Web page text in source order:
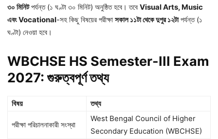
৩০ মিনিটপর্যন্ত (১ ঘণ্টা ৩০ মিনিট) অনুষ্ঠিত হবে। তবে Visual Arts, Music
এবং Vocational-সহ কিছু বিষয়ের পরীক্ষা সকাল১১টাথেকেদুপুর১২টাপর্যন্ত (১
ঘণ্টা) নেওয়া হবে।
WBCHSE HS Semester-III Exam
2027:গুরুত্বপূর্ণতথ্য
বিষয় তথ্য
পরীক্ষা পরিচালনাকারী সংস্থা
West Bengal Council of Higher
Secondary Education (WBCHSE)